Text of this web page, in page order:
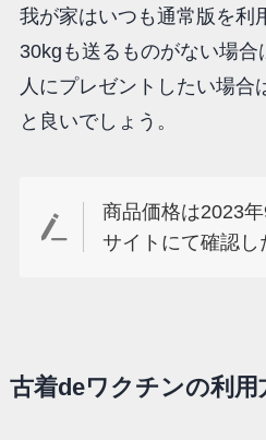
我が家はいつも通常版を利
30kgも送るものがない場
人にプレゼントしたい場合
と良いでしょう。
商品価格は2023
サイトにて確認し
古着deワクチンの利用